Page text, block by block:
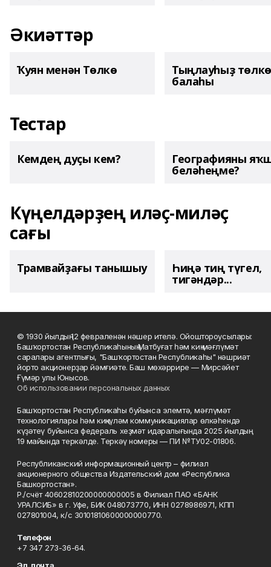
Әкиәттәр
Ҡуян менән Төлкө Тыңлауһыҙ төлкө
балаһы
Тестар
Кемдең дуҫы кем? Географияны
беләһеңме?
Күңелдәрҙең иләҫ-миләҫ
сағы
Трамвайҙағы танышыу Һиңә тиң түгел,
тигәндәр...
© 1930 йылдың 12 февраленән нәшер ителә. Ойоштороусылары:
Башҡортостан Республикаһының Матбуғат һәм киң мәғлүмәт
саралары агентлығы, "Башҡортостан Республикаһы" нәшриәт
йорто акционерҙар йәмғиәте. Баш мөхәррире — Мирсәйет
Ғүмәр улы Юнысов.
Об использовании персональных данных
Башҡортостан Республикаһы буйынса элемтә, мәғлүмәт
технологиялары һәм киңкүләм коммуникациялар өлкәһендә
күҙәтеү буйынса федераль хеҙмәт идаралығында 2025 йылдың
19 майында теркәлде. Теркәү номеры — ПИ №ТУ02-01806.
Республиканский информационный центр – филиал
акционерного общества Издательский дом «Республика
Башкортостан».
Р./счёт 40602810200000000005 в Филиал ПАО «БАНК
УРАЛСИБ» в г. Уфе, БИК 048073770, ИНН 0278986971, КПП
027801004, к/с 30101810600000000770.
Телефон
+7 347 273-36-64.